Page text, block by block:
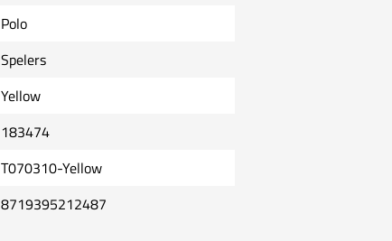
Polo
Spelers
Yellow
183474
T070310-Yellow
8719395212487